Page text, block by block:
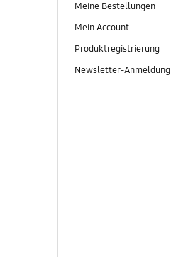
Meine Bestellungen
Mein Account
Produktregistrierung
Newsletter-Anmeldung